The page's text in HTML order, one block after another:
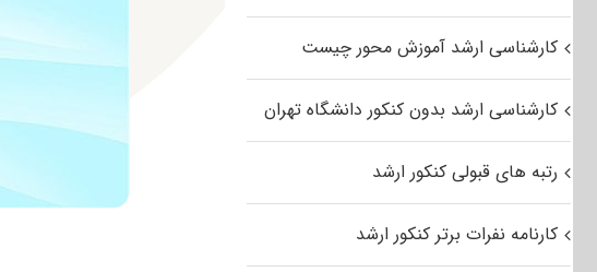
کارشناسی ارشد آموزش محور چیست
کارشناسی ارشد بدون کنکور دانشگاه تهران
رتبه های قبولی کنکور ارشد
کارنامه نفرات برتر کنکور ارشد